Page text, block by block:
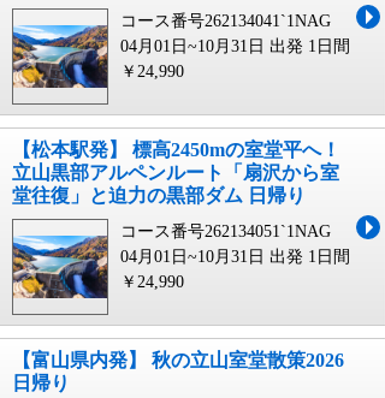
コース番号262134041`1NAG
04月01日~10月31日 出発 1日間
￥24,990
【松本駅発】 標高2450mの室堂平へ！
立山黒部アルペンルート「扇沢から室
堂往復」と迫力の黒部ダム 日帰り
コース番号262134051`1NAG
04月01日~10月31日 出発 1日間
￥24,990
【富山県内発】 秋の立山室堂散策2026
日帰り